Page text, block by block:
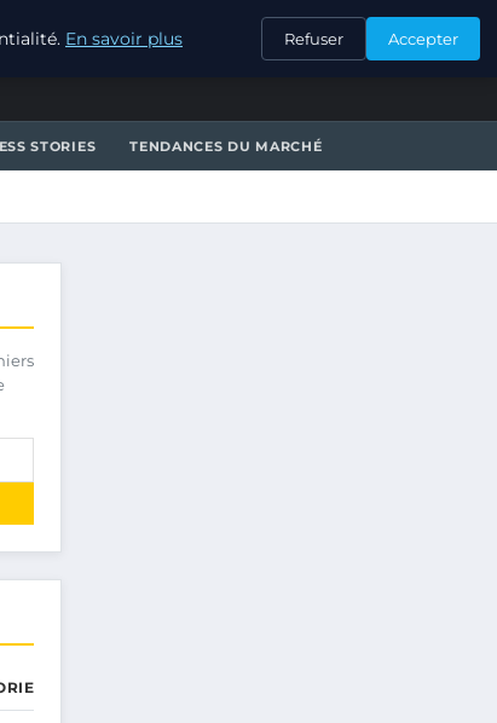
CONTACT
STORIES TENDANCES DU MARCHÉ
En savoir plus Refuser Accepter